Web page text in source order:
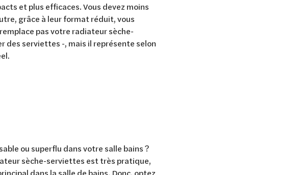
et plus efficaces. Vous devez moins
grâce à leur format réduit, vous
pas votre radiateur sèche-
des serviettes -, mais il représente selon
ou superflu dans votre salle bains ?
sèche-serviettes est très pratique,
dans la salle de bains. Donc, optez